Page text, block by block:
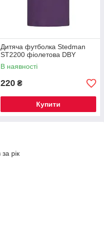
Дитяча футболка Stedman
ST2200 фіолетова DBY
В наявності
220 ₴
Купити
рік